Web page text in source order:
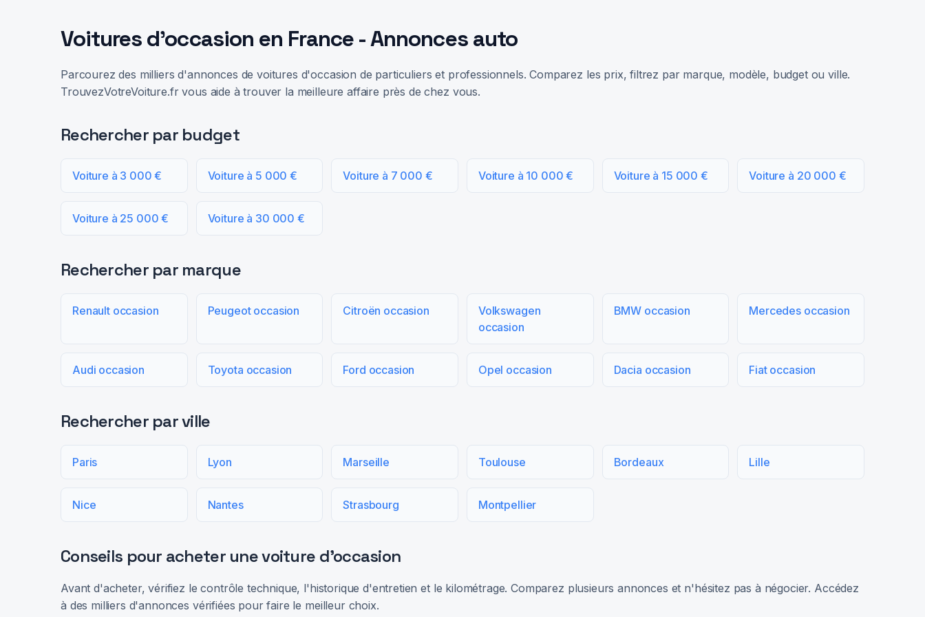
Voitures d'occasion en France - Annonces auto
Parcourez des milliers d'annonces de voitures d'occasion de particuliers et professionnels. Comparez les prix, filtrez par marque, modèle, budget ou ville.
TrouvezVotreVoiture.fr vous aide à trouver la meilleure affaire près de chez vous.
Rechercher par budget
Voiture à 3 000 € Voiture à 5 000 € Voiture à 7 000 € Voiture à 10 000 € Voiture à 15 000 € Voiture à 20 000 €
Voiture à 25 000 € Voiture à 30 000 €
Rechercher par marque
Renault occasion Peugeot occasion Citroën occasion
Volkswagen
occasion
BMW occasion Mercedes occasion
Audi occasion Toyota occasion Ford occasion Opel occasion Dacia occasion Fiat occasion
Rechercher par ville
Paris Lyon Marseille Toulouse Bordeaux Lille
Nice Nantes Strasbourg Montpellier
Conseils pour acheter une voiture d'occasion
Avant d'acheter, vérifiez le contrôle technique, l'historique d'entretien et le kilométrage. Comparez plusieurs annonces et n'hésitez pas à négocier. Accédez
à des milliers d'annonces vérifiées pour faire le meilleur choix.